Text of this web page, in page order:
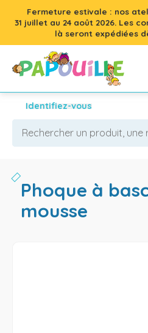
Fermeture estivale : nos
31 juillet au 24 août 2026. Les
là seront expédiées
Identifiez-vous
phoque à bascule en
mousse